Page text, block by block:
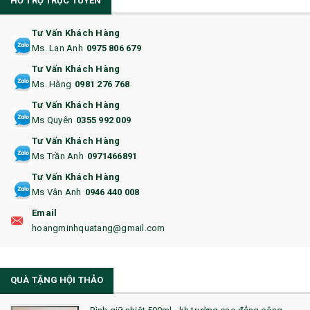
11. CỐC/BÌNH GIỮ NHIỆT
12. BÌNH NƯỚC
14. HỘP/VÍ ĐỰNG NAMECARD
15. BỘ BẤM MÓNG
16. BAO HỘ CHIẾU
18. ẤM CHÉN QUÀ TẶNG
19. ĐỒNG HỒ TREO TƯỜNG
22. ĐỒNG HỒ ĐỂ BÀN
Tư Vấn Khách Hàng
Ms. Lan Anh 0975 806 679
Tư Vấn Khách Hàng
Ms. Hằng 0981 276 768
Tư Vấn Khách Hàng
Ms Quyên 0355 992 009
Tư Vấn Khách Hàng
Ms Trần Anh 0971466891
Tư Vấn Khách Hàng
Ms Vân Anh 0946 440 008
Email
hoangminhquatang@gmail.com
QUÀ TẶNG HỘI THẢO